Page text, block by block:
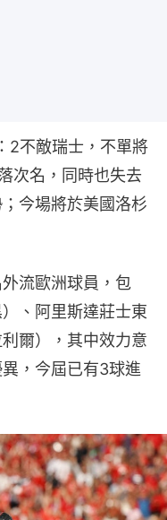
2不敵瑞士，不單將
次名，同時也失去
今場將於美國洛杉
流歐洲球員，包
、阿里斯達莊士東
爾），其中效力意
，今屆已有3球進